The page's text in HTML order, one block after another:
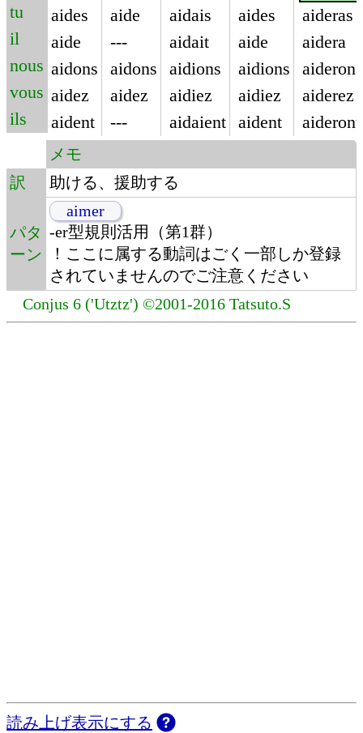
tu
il
nous
vous
ils
aides
aide
aidons
aidez
aident
aide
---
aidons
aidez
---
aidais
aidait
aidions
aidiez
aidaient
aides
aide
aidions
aidiez
aident
aideras
aidera
aiderons
aiderez
aideront
メモ
訳
助ける、援助する
パタ
ーン
aimer
-er型規則活用（第1群）
！ここに属する動詞はごく一部しか登録
されていませんのでご注意ください
Conjus 6 ('Utztz') ©2001-2016 Tatsuto.S
読み上げ表示にする